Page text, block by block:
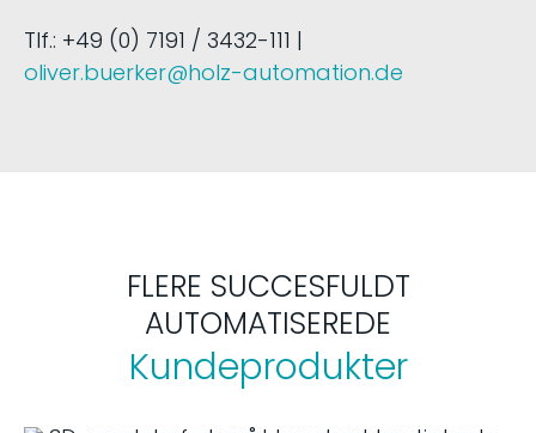
Tlf.: +49 (0) 7191 / 3432-111 |
oliver.buerker@holz-automation.de
FLERE SUCCESFULDT
AUTOMATISEREDE
Kundeprodukter